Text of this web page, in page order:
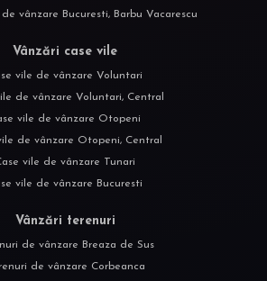
vânzare Bucuresti, Barbu Vacarescu
Vânzări case vile
vile de vânzare Voluntari
de vânzare Voluntari, Central
vile de vânzare Otopeni
de vânzare Otopeni, Central
vile de vânzare Tunari
vile de vânzare Bucuresti
Vânzări terenuri
de vânzare Breaza de Sus
de vânzare Corbeanca